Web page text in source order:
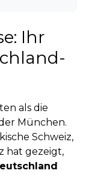
Ihr
als die
München.
Schweiz,
hat gezeigt,